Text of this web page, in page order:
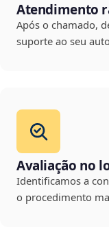
Atendimento
Após o chamado,
suporte ao seu
Avaliação no
Identificamos a
o procedimento